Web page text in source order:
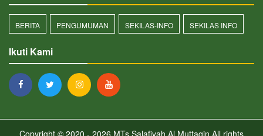
BERITA PENGUMUMAN SEKILAS-INFO SEKILAS INFO
Ikuti Kami
Copyright © 2020 - 2026 MTs Salafiyah Al Muttaqin All rights